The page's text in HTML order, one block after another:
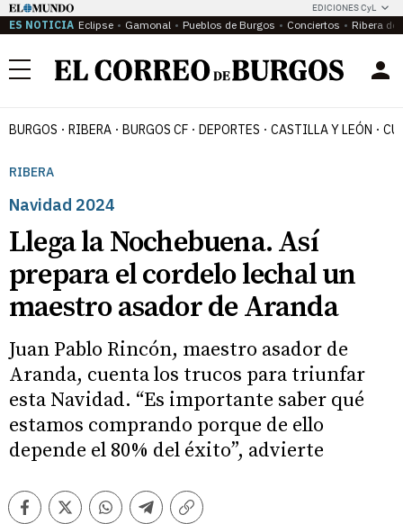
EDICIONES CyL
ES NOTICIA Eclipse Gamonal Pueblos de Burgos Conciertos Ribera del
Menú
BURGOS RIBERA BURGOS CF DEPORTES CASTILLA Y LEÓN
RIBERA
Navidad 2024
Llega la Nochebuena. Así
prepara el cordelo lechal un
maestro asador de Aranda
Juan Pablo Rincón, maestro asador de
Aranda, cuenta los trucos para triunfar
esta Navidad. “Es importante saber qué
estamos comprando porque de ello
depende el 80% del éxito”, advierte
FacebookTwitterWhatsappTelegramCopiar